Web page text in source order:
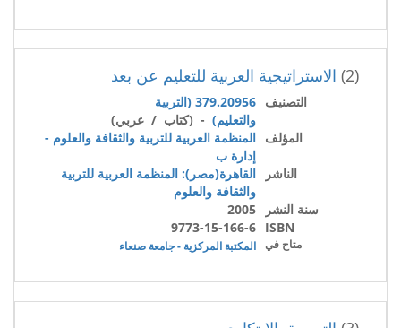
(2) الاستراتيجية العربية للتعليم عن بعد
التصنيف
379.20956 (التربية
والتعليم) - (كتاب / عربي)
المؤلف المنظمة العربية للتربية والثقافة والعلوم -
إدارة ب
الناشر
القاهرة(مصر): المنظمة العربية للتربية
والثقافة والعلوم
سنة النشر
2005
ISBN
9773-15-166-6
متاح في المكتبة المركزية - جامعة صنعاء